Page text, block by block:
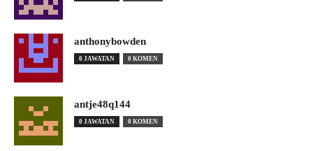
anthonybowden
0 JAWATAN 0 KOMEN
antje48q144
0 JAWATAN 0 KOMEN